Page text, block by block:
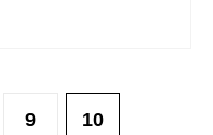
9 10